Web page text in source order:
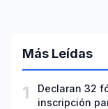
Más Leídas
1
Declaran 32
inscripción